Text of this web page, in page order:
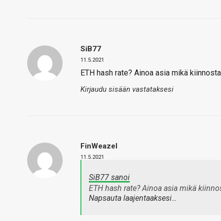
SiB77
11.5.2021
ETH hash rate? Ainoa asia mikä
Kirjaudu sisään vastataksesi
FinWeazel
11.5.2021
SiB77 sanoi
ETH hash rate? Ainoa asia mikä
Napsauta laajentaaksesi…